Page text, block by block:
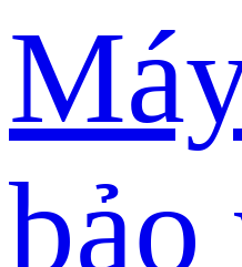
bảo